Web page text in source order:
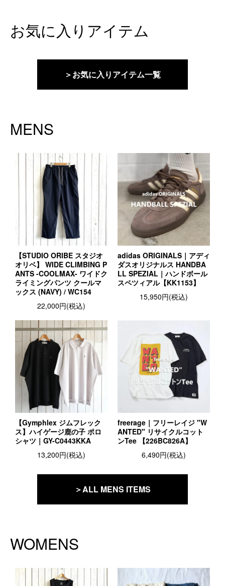
お気に入りアイテム
＞お気に入りアイテム一覧
MENS
【STUDIO ORIBE スタジオ
オリベ】 WIDE CLIMBING P
ANTS -COOLMAX- ワイドク
ライミングパンツ クールマ
ックス (NAVY) / WC154
22,000円(税込)
adidas ORIGINALS｜アディ
ダスオリジナルス HANDBA
LL SPEZIAL｜ハンドボール
スペツィアル【KK1153】
15,950円(税込)
【Gymphlex ジムフレック
ス】ハイゲージ鹿の子 ポロ
シャツ｜GY-C0443KKA
13,200円(税込)
freerage｜フリーレイジ "W
ANTED" リサイクルコット
ンTee 【226BC826A】
6,490円(税込)
＞ALL MENS ITEMS
WOMENS